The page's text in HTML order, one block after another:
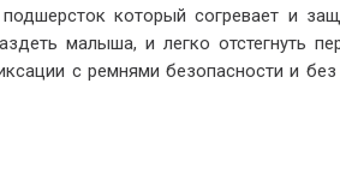
который согревает и
малыша, и легко отстегнуть
с ремнями безопасности и без